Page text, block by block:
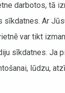
maršrutu autobusos
pieaudzis
bet
darbotos, tā
sīkdatnes. Ar
var tikt
sīkdatnes. Ja
lūdzu,